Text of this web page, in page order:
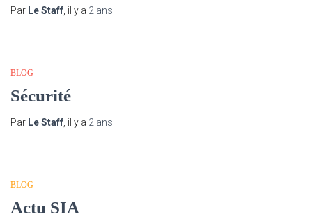
Par Le Staff , il y a 2 ans
BLOG
Sécurité
Par Le Staff , il y a 2 ans
BLOG
Actu SIA